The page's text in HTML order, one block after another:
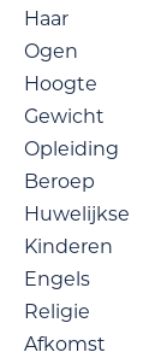
Haar
Ogen
Hoogte
Gewicht
Opleiding
Beroep
Huwelijkse
Kinderen
Engels
Religie
Afkomst